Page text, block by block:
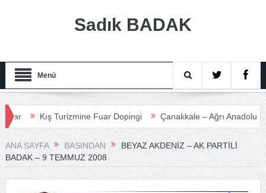
Sadık BADAK
Menü
Kış Turizmine Fuar Dopingi Çanakkale – Ağrı Anadolu Turizm
ANA SAYFA BASINDAN
BEYAZ AKDENIZ – AK PARTILI
BADAK – 9 TEMMUZ 2008